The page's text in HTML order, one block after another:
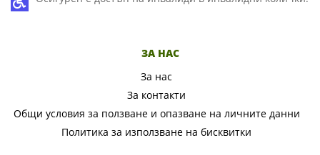
ЗА НАС
За нас
За контакти
Общи условия за ползване и опазване на личните данни
Политика за използване на бисквитки